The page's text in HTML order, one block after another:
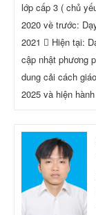
lớp cấp 3 ( chủ
2020 về trước:
2021  Hiện tại:
cập nhật phương
dung cải cách
2025 và hiện